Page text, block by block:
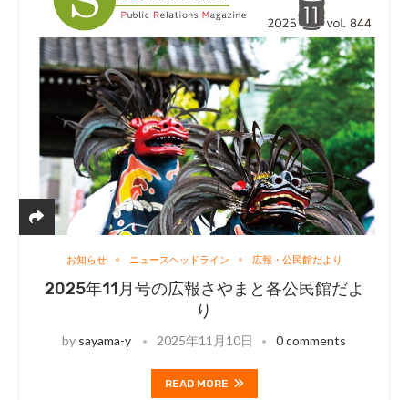
お知らせ ニュースヘッドライン 広報・公民館だより
2025年11月号の広報さやまと各公民館だよ
り
by sayama-y 2025年11月10日 0 comments
READ MORE